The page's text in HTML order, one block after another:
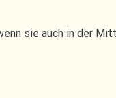
sie auch in der